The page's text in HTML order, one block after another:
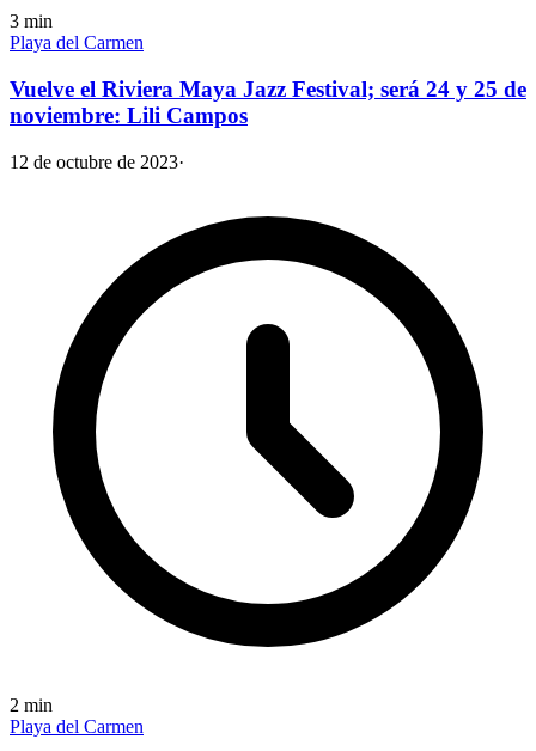
3 min
Playa del Carmen
Vuelve el Riviera Maya Jazz Festival; será 24 y 25 de
noviembre: Lili Campos
12 de octubre de 2023·
2 min
Playa del Carmen